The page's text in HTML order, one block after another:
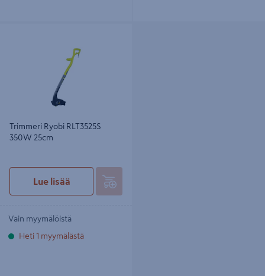
Trimmeri Ryobi RLT3525S
350W 25cm
Lue lisää
Vain myymälöistä
Heti 1 myymälästä